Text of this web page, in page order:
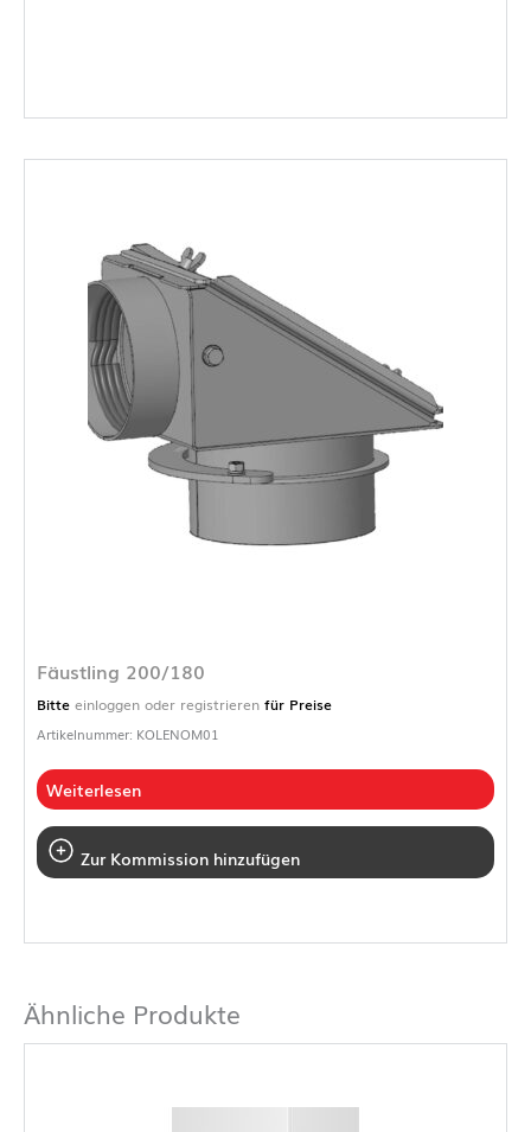
Fäustling 200/180
Bitte einloggen oder registrieren für Preise
Artikelnummer: KOLENOM01
Weiterlesen
Zur Kommission hinzufügen
Ähnliche Produkte